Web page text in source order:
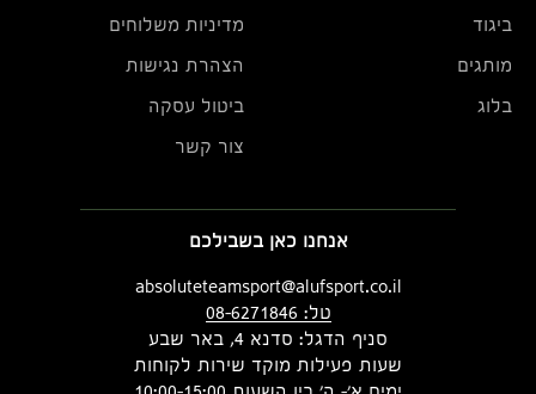
ביגוד
מותגים
בלוג
מדיניות משלוחים
הצהרת נגישות
ביטול עסקה
צור קשר
אנחנו כאן בשבילכם
absoluteteamsport@alufsport.co.il
טל: 08-6271846
סניף הדגל: סדנא 4, באר שבע
שעות פעילות מוקד שירות לקוחות